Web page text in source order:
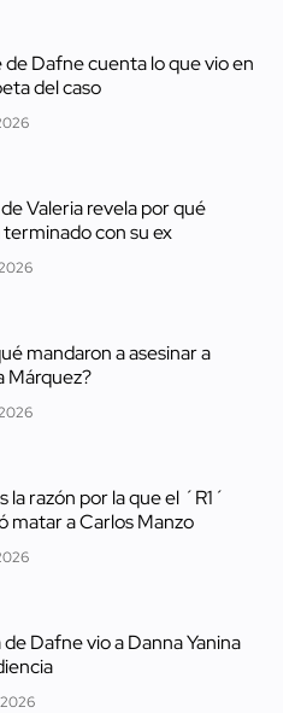
de Dafne cuenta lo que vio en
del caso
Valeria revela por qué
terminado con su ex
mandaron a asesinar a
Márquez?
la razón por la que el ´R1´
matar a Carlos Manzo
Dafne vio a Danna Yanina